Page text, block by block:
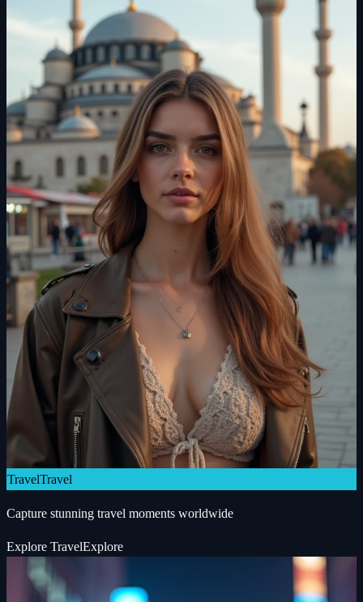
TravelTravel
Capture stunning travel moments worldwide
Explore TravelExplore